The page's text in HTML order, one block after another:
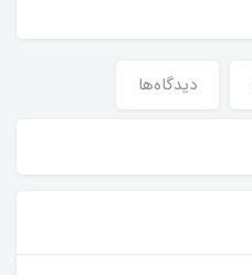
دیدگاه‌ها